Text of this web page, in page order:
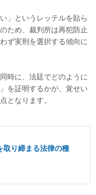
」というレッテルを貼ら
ため、裁判所は再犯防止
ず実刑を選択する傾向に
時に、法廷でどのように
」を証明するかが、覚せい
となります。
取り締まる法律の種